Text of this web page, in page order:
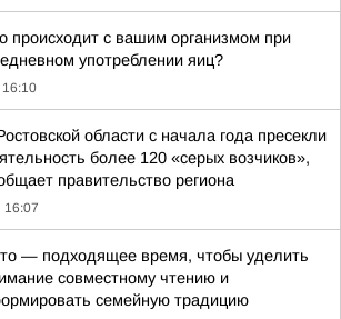
происходит с вашим организмом при
употреблении яиц?
16:10
области с начала года пресекли
более 120 «серых возчиков»,
правительство региона
16:07
— подходящее время, чтобы уделить
совместному чтению и
семейную традицию